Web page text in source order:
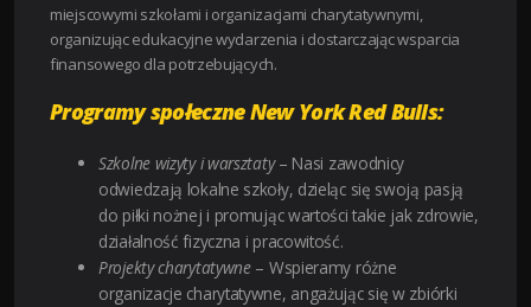
miejscowymi szkołami i organizacjami charytatywnymi,
organizując edukacyjne wydarzenia i dostarczając wsparcia
finansowego dla potrzebujących.
Programy społeczne New York Red Bulls:
Szkolne wizyty i warsztaty– Nasi zawodnicy
odwiedzają lokalne szkoły, dzieląc się swoją pasją
do piłki nożnej i promując wartości takie jak zdrowie,
działalność fizyczna i pracowitość.
Projekty charytatywne– Wspieramy różne
organizacje charytatywne, angażując się w zbiórki